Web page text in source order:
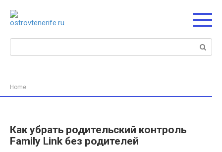
контенту
Поиск:
Home
Как убрать родительский контроль
Family Link без родителей